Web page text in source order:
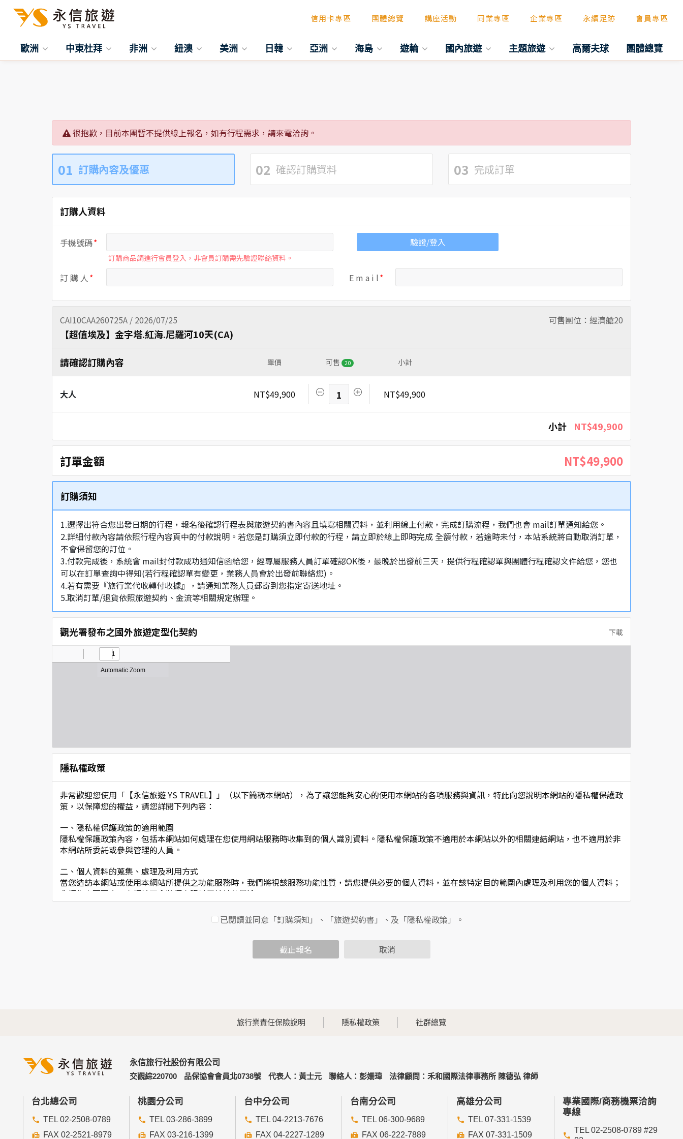
信用卡專區 團體總覽 講座活動 同業專區 企業專區 永續足跡 會員專區
歐洲 中東杜拜 非洲 紐澳 美洲 日韓 亞洲 海島 遊輪 國內旅遊 主題旅遊 高爾夫球 團體總覽
很抱歉，目前本團暫不提供線上報名，如有行程需求，請來電洽詢。
01 訂購內容及優惠 02 確認訂購資料 03 完成訂單
訂購人資料
手機號碼
訂購商品請進行會員登入，非會員訂購需先驗證聯絡資料。
驗證/登入
訂 購 人 E m a i l
CAI10CAA260725A / 2026/07/25 可售團位：經濟艙20
【超值埃及】金字塔.紅海.尼羅河10天(CA)
請確認訂購內容 單價 可售 20 小計
大人 NT$49,900 1 NT$49,900
小計 NT$49,900
訂單金額 NT$49,900
訂購須知
1.選擇出符合您出發日期的行程，報名後確認行程表與旅遊契約書內容且填寫相關資料，並利用線上付款，完成訂購流程，我們也會 mail訂單通知給您。
2.詳細付款內容請依照行程內容頁中的付款說明。若您是訂購須立即付款的行程，請立即於線上即時完成 全額付款，若逾時未付，本站系統將自動取消訂單，
不會保留您的訂位。
3.付款完成後，系統會 mail封付款成功通知信函給您，經專屬服務人員訂單確認OK後，最晚於出發前三天，提供行程確認單與團體行程確認文件給您，您也
可以在訂單查詢中得知(若行程確認單有變更，業務人員會於出發前聯絡您)。
4.若有需要『旅行業代收轉付收據』，請通知業務人員郵寄到您指定寄送地址。
5.取消訂單/退貨依照旅遊契約、金流等相關規定辦理。
觀光署發布之國外旅遊定型化契約 下載
隱私權政策
非常歡迎您使用「【永信旅遊 YS TRAVEL】」（以下簡稱本網站），為了讓您能夠安心的使用本網站的各項服務與資訊，特此向您說明本網站的隱私權保護政
策，以保障您的權益，請您詳閱下列內容：
一、隱私權保護政策的適用範圍
隱私權保護政策內容，包括本網站如何處理在您使用網站服務時收集到的個人識別資料。隱私權保護政策不適用於本網站以外的相關連結網站，也不適用於非
本網站所委託或參與管理的人員。
二、個人資料的蒐集、處理及利用方式
當您造訪本網站或使用本網站所提供之功能服務時，我們將視該服務功能性質，請您提供必要的個人資料，並在該特定目的範圍內處理及利用您的個人資料；
非經您書面同意，本網站不會將個人資料用於其他用途。
本網站在您使用服務信箱、問卷調查等互動性功能時，會保留您所提供的姓名、電子郵件地址、聯絡方式及使用時間等。
於一般瀏覽時，伺服器會自行記錄相關行徑，包括您使用連線設備的IP位址、使用時間、使用的瀏覽器、瀏覽及點選資料記錄等，做為我們增進網站服務的參
考依據，此記錄為內部應用，決不對外公佈。
為提供精確的服務，我們會將收集的問卷調查內容進行統計與分析，分析結果之統計數據或說明文字呈現，除供內部研究外，我們會視需要公佈統計數據及說
五、與第三人共用個人資料之政策
本網站絕不會提供、交換、出租或出售任何您的個人資料給其他個人、團體、私人企業或公務機關，但有法律依據或合約義務者，不在此限。
前項但書之情形包括不限於：
經由您書面同意。
法律明文規定。
已閱讀並同意「訂購須知」、「旅遊契約書」、及「隱私權政策」。
截止報名 取消
旅行業責任保險說明 隱私權政策 社群總覽
永信旅行社股份有限公司
交觀綜220700
品保協會會員北0738號 代表人：黃士元 聯絡人：彭姍瑋 法律顧問：禾和國際法律事務所 陳德弘 律師
台北總公司
TEL 02-2508-0789
FAX 02-2521-8979
桃園分公司
TEL 03-286-3899
FAX 03-216-1399
台中分公司
TEL 04-2213-7676
FAX 04-2227-1289
台南分公司
TEL 06-300-9689
FAX 06-222-7889
高雄分公司
TEL 07-331-1539
FAX 07-331-1509
專業國際/商務機票洽詢
專線
TEL 02-2508-0789 #29